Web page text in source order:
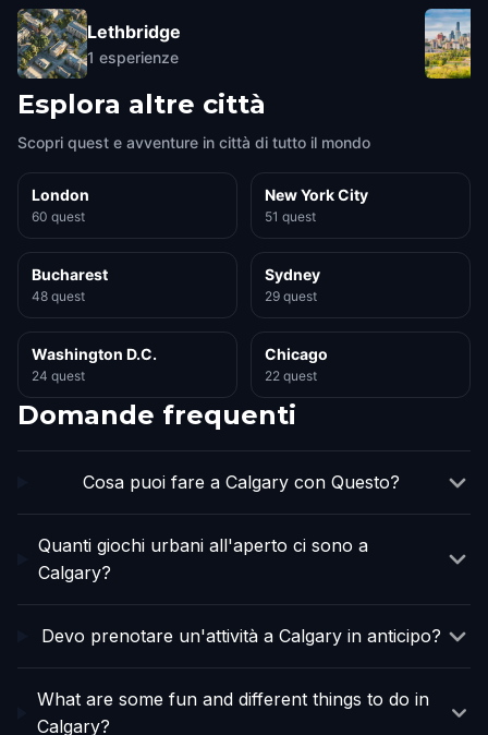
Lethbridge
1 esperienze
Esplora altre città
Scopri quest e avventure in città di tutto il mondo
London
60 quest
New York City
51 quest
Bucharest
48 quest
Sydney
29 quest
Washington D.C.
24 quest
Chicago
22 quest
Domande frequenti
Cosa puoi fare a Calgary con Questo?
Quanti giochi urbani all'aperto ci sono a
Calgary?
Devo prenotare un'attività a Calgary in anticipo?
What are some fun and different things to do in
Calgary?